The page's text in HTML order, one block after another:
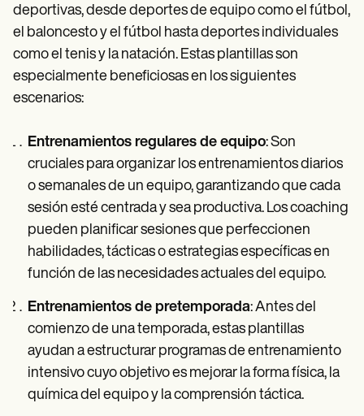
deportivas, desde deportes de equipo como el fútbol,
el baloncesto y el fútbol hasta deportes individuales
como el tenis y la natación. Estas plantillas son
especialmente beneficiosas en los siguientes
escenarios:
Entrenamientos regulares de equipo: Son
cruciales para organizar los entrenamientos diarios
o semanales de un equipo, garantizando que cada
sesión esté centrada y sea productiva. Los coaching
pueden planificar sesiones que perfeccionen
habilidades, tácticas o estrategias específicas en
función de las necesidades actuales del equipo.
Entrenamientos de pretemporada: Antes del
comienzo de una temporada, estas plantillas
ayudan a estructurar programas de entrenamiento
intensivo cuyo objetivo es mejorar la forma física, la
química del equipo y la comprensión táctica.